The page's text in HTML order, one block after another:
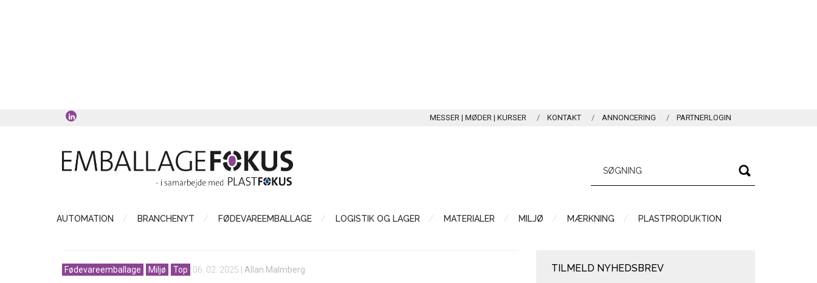
MESSER | MØDER | KURSER KONTAKT ANNONCERING PARTNERLOGIN
AUTOMATION BRANCHENYT FØDEVAREEMBALLAGE LOGISTIK OG LAGER MATERIALER MILJØ MÆRKNING PLASTPRODUKTION
Fødevareemballage Miljø Top 06. 02. 2025 Allan Malmberg TILMELD NYHEDSBREV